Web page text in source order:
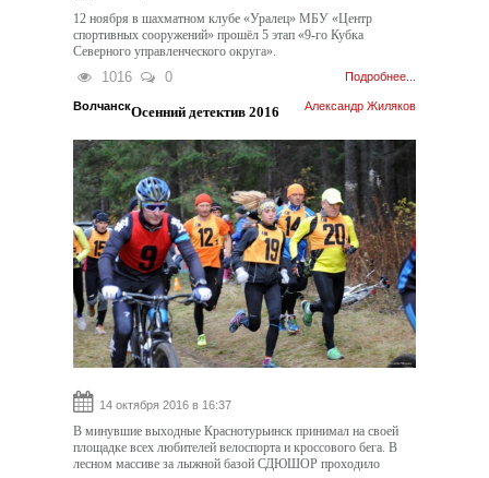
12 ноября в шахматном клубе «Уралец» МБУ «Центр
спортивных сооружений» прошёл 5 этап «9-го Кубка
Северного управленческого округа».
1016 0 Подробнее...
Волчанск Александр Жиляков
Осенний детектив 2016
14 октября 2016 в 16:37
В минувшие выходные Краснотурьинск принимал на своей
площадке всех любителей велоспорта и кроссового бега. В
лесном массиве за лыжной базой СДЮШОР проходило